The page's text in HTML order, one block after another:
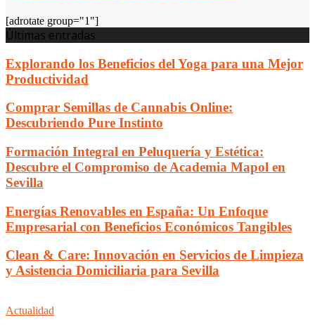
[adrotate group="1"]
Últimas entradas
Explorando los Beneficios del Yoga para una Mejor
Productividad
Comprar Semillas de Cannabis Online:
Descubriendo Pure Instinto
Formación Integral en Peluquería y Estética:
Descubre el Compromiso de Academia Mapol en
Sevilla
Energías Renovables en España: Un Enfoque
Empresarial con Beneficios Económicos Tangibles
Clean & Care: Innovación en Servicios de Limpieza
y Asistencia Domiciliaria para Sevilla
Actualidad